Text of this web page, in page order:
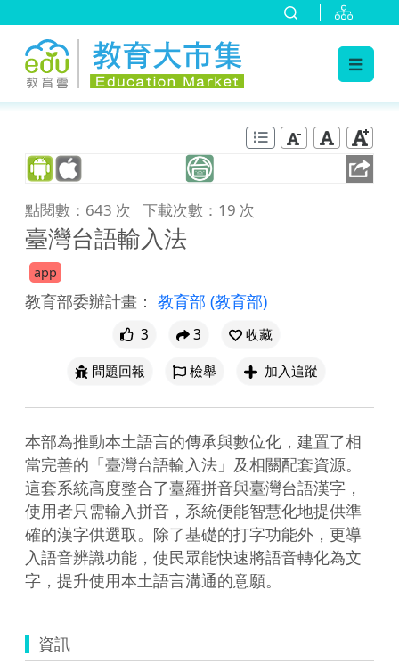
點閱數：643 次 下載次數：19 次
臺灣台語輸入法
app
教育部委辦計畫： 教育部 (教育部)
3 3
收藏
問題回報
檢舉 加入追蹤
本部為推動本土語言的傳承與數位化，建置了相
當完善的「臺灣台語輸入法」及相關配套資源。
這套系統高度整合了臺羅拼音與臺灣台語漢字，
使用者只需輸入拼音，系統便能智慧化地提供準
確的漢字供選取。除了基礎的打字功能外，更導
入語音辨識功能，使民眾能快速將語音轉化為文
字，提升使用本土語言溝通的意願。
資訊